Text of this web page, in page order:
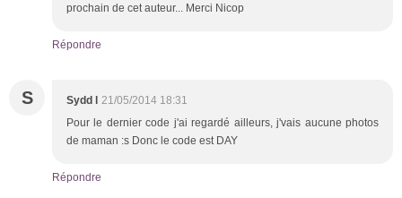
prochain de cet auteur... Merci Nicop
Répondre
S Sydd l 21/05/2014 18:31
Pour le dernier code j'ai regardé ailleurs, j'vais aucune photos
de maman :s Donc le code est DAY
Répondre